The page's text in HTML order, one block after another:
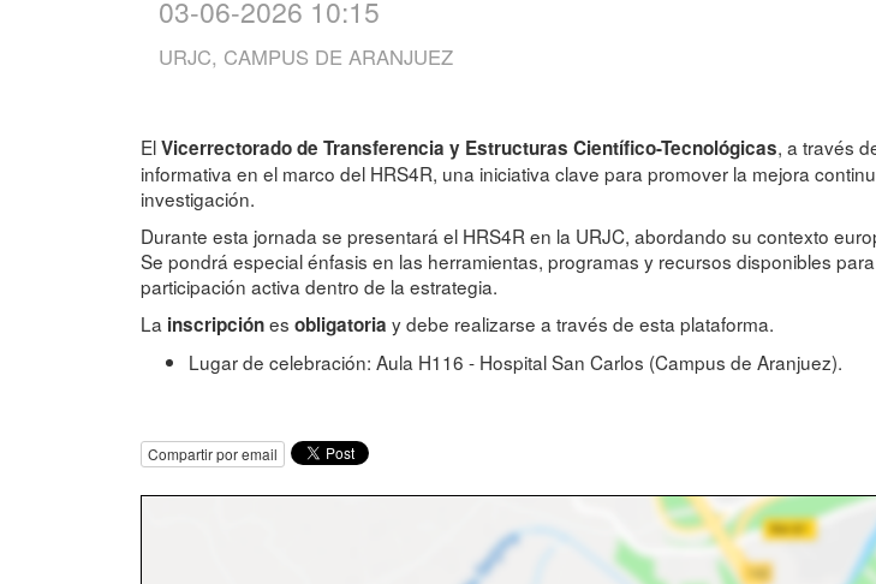
03-06-2026 10:15
URJC, CAMPUS DE ARANJUEZ
ElVicerrectorado de Transferencia y Estructuras Científico-Tecnológicas, a través
informativa en el marco del HRS4R, una iniciativa clave para promover la mejora
investigación.
Durante esta jornada se presentará el HRS4R en la URJC, abordando su contexto
Se pondrá especial énfasis en las herramientas, programas y recursos disponibles
participación activa dentro de la estrategia.
La inscripciónes obligatoria y debe realizarse a través de esta plataforma.
Lugar de celebración: Aula H116 - Hospital San Carlos (Campus de Aranjuez).
Compartir por email